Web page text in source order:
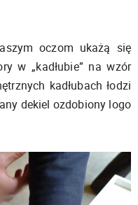
oczom ukażą się
w „kadłubie” na wzór
kadłubach łodzi
dekiel ozdobiony logo